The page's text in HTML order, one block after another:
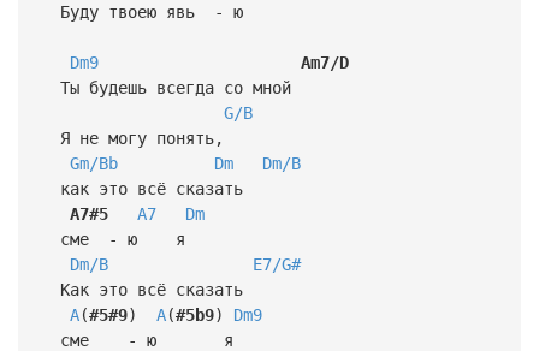
Буду твоею явь - ю
Dm9
Am7/D
Ты будешь всегда со мной
G/B
Я не могу понять,
Gm/Bb
Dm
Dm/B
как это всё сказать
A7#5
A7
Dm
сме - ю я
Dm/B
E7/G#
Как это всё сказать
A(#5#9) A(#5b9) Dm9
сме - ю я